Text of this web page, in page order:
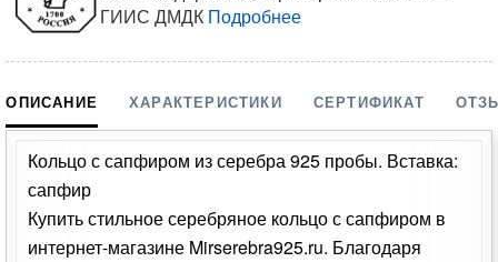
ГИИС ДМДК Подробнее
ОПИСАНИЕ ХАРАКТЕРИСТИКИ СЕРТИФИКАТ
Кольцо с сапфиром из серебра 925 пробы. Вставка:
сапфир
Купить стильное серебряное кольцо с сапфиром в
интернет-магазине Mirserebra925.ru. Благодаря